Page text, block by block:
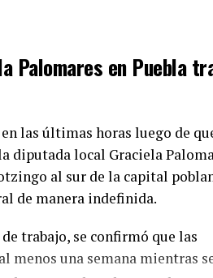
Palomares en Puebla
las últimas horas luego de
diputada local Graciela
al sur de la capital
de manera indefinida.
trabajo, se confirmó que las
menos una semana mientras